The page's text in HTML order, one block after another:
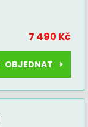
7 490 Kč
OBJEDNAT